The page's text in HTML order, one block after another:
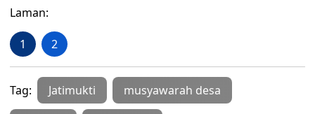
Laman:
1 2
Tag: Jatimukti musyawarah desa